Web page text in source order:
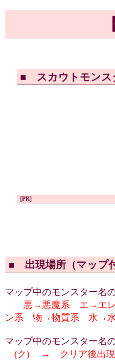
■ スカウトモン
[PR]
■ 出現場所（マップ付
マップ中のモンスター名
悪→悪魔系 エ→エ
ン系 物→物質系 水→
マップ中のモンスター名
(ク) → クリア後出現